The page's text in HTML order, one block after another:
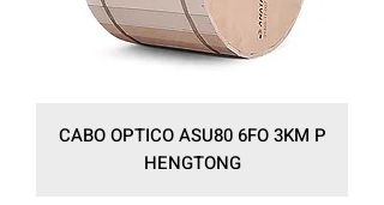
CABO OPTICO ASU80 6FO 3KM P
HENGTONG